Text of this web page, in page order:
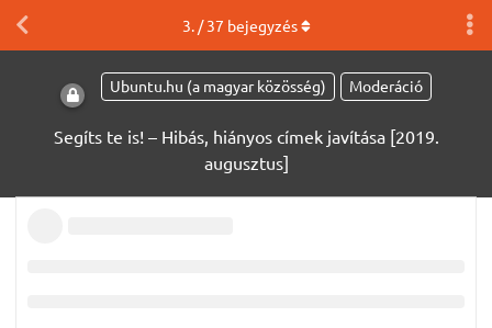
Ubuntu.hu (a magyar közösség) Moderáció
Segíts te is! – Hibás, hiányos címek javítása [2019.
augusztus]
3. /37 bejegyzés